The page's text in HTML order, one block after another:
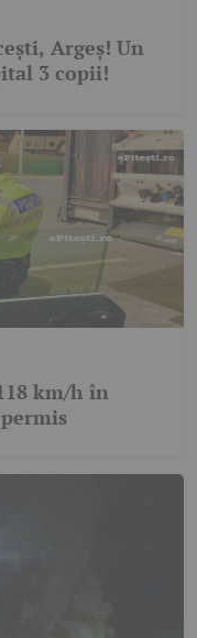
Argeș! Un
3 copii!
km/h în